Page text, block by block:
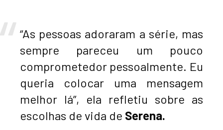
“As pessoas adoraram a série, mas
sempre pareceu um pouco
comprometedor pessoalmente. Eu
queria colocar uma mensagem
melhor lá”, ela refletiu sobre as
escolhas de vida de Serena.